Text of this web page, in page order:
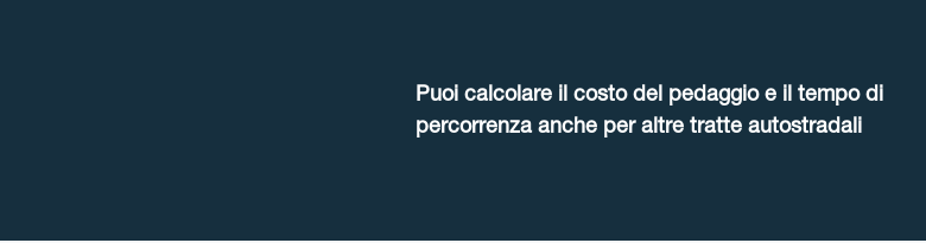
Puoi calcolare il costo del pedaggio e il tempo di
percorrenza anche per altre tratte autostradali